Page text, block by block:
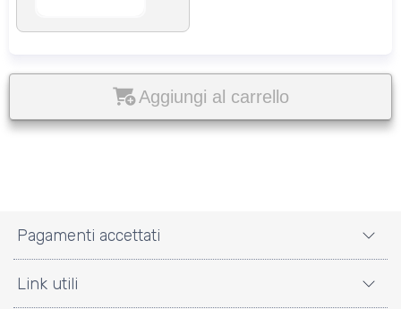
Aggiungi al carrello
Pagamenti accettati
Link utili